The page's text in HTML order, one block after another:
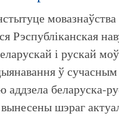
Рэспубліканская
і рускай
ў
аддзела беларуска-
шэраг